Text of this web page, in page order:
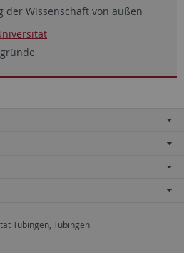
der Wissenschaft von außen
Tübingen, Tübingen